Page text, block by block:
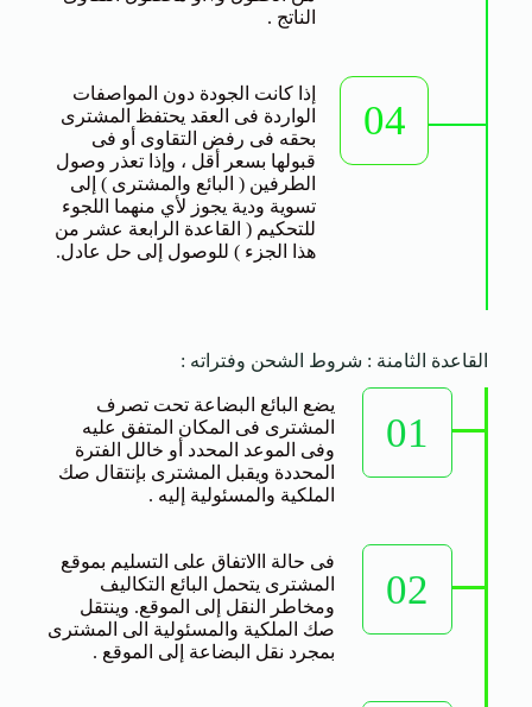
القاعدة الثامنة : شروط الشحن وفتراته :
01
يضع البائع البضاعة تحت تصرف
المشترى فى المكان المتفق عليه
وفى الموعد المحدد أو خالل الفترة
المحددة ويقبل المشترى بإنتقال صك
الملكية والمسئولية إليه .
02
فى حالة االاتفاق على التسليم بموقع
المشترى يتحمل البائع التكاليف
ومخاطر النقل إلى الموقع. وينتقل
صك الملكية والمسئولية الى المشترى
بمجرد نقل البضاعة إلى الموقع .
الناتج .
04
إذا كانت الجودة دون المواصفات
الواردة فى العقد يحتفظ المشترى
بحقه فى رفض التقاوى أو فى
قبولها بسعر أقل ، وإذا تعذر وصول
الطرفين ( البائع والمشترى ) إلى
تسوية ودية يجوز لأي منهما اللجوء
للتحكيم ( القاعدة الرابعة عشر من
هذا الجزء ) للوصول إلى حل عادل.